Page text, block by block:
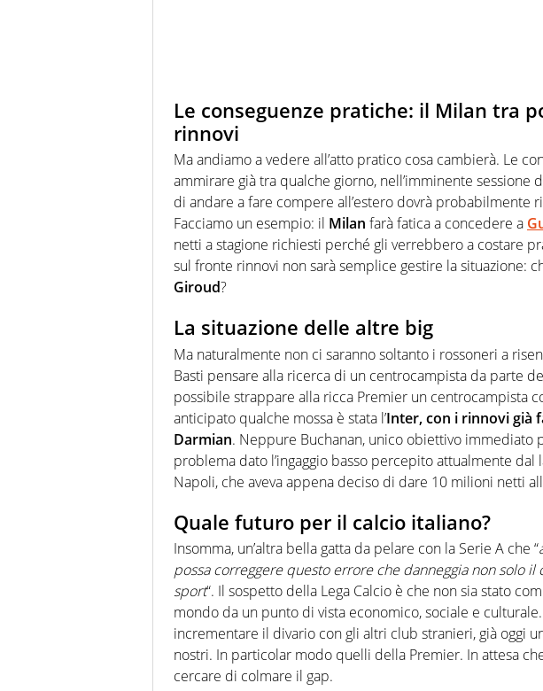
Le conseguenze pratiche: il Milan tra
rinnovi
Ma andiamo a vedere all’atto pratico cosa cambierà. Le
ammirare già tra qualche giorno, nell’imminente sessione
di andare a fare compere all’estero dovrà probabilmente
Facciamo un esempio: il Milan farà fatica a concedere a
netti a stagione richiesti perché gli verrebbero a costare
sul fronte rinnovi non sarà semplice gestire la situazione:
Giroud?
La situazione delle altre big
Ma naturalmente non ci saranno soltanto i rossoneri a
Basti pensare alla ricerca di un centrocampista da parte
possibile strappare alla ricca Premier un centrocampista
anticipato qualche mossa è stata l’Inter, con i rinnovi già
Darmian. Neppure Buchanan, unico obiettivo immediato
problema dato l’ingaggio basso percepito attualmente dal
Napoli, che aveva appena deciso di dare 10 milioni netti
Quale futuro per il calcio italiano?
Insomma, un’altra bella gatta da pelare con la Serie A che “
possa correggere questo errore che danneggia non solo
sport“. Il sospetto della Lega Calcio è che non sia stato
mondo da un punto di vista economico, sociale e
incrementare il divario con gli altri club stranieri, già oggi
nostri. In particolar modo quelli della Premier. In attesa
cercare di colmare il gap.